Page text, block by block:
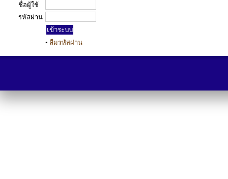
ชื่อผู้ใช้
รหัสผ่าน
• ลืมรหัสผ่าน